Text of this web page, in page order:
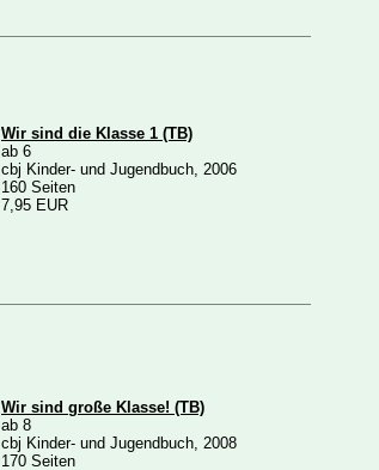
Wir sind die Klasse 1 (TB)
ab 6
cbj Kinder- und Jugendbuch, 2006
160 Seiten
7,95 EUR
Wir sind große Klasse! (TB)
ab 8
cbj Kinder- und Jugendbuch, 2008
170 Seiten